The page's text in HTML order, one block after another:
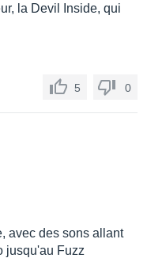
la Devil Inside, qui
5 0
avec des sons allant
jusqu'au Fuzz